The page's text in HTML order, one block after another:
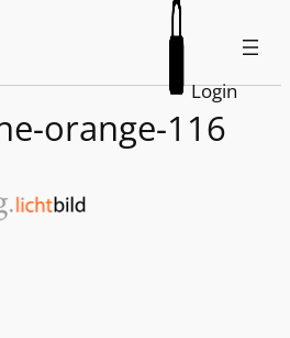
Login
orange-116